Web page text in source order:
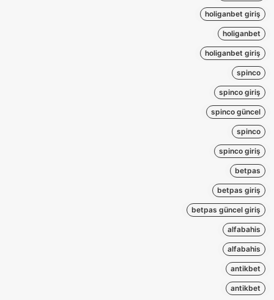
holiganbet giriş
holiganbet
holiganbet giriş
spinco
spinco giriş
spinco güncel
spinco
spinco giriş
betpas
betpas giriş
betpas güncel giriş
alfabahis
alfabahis
antikbet
antikbet